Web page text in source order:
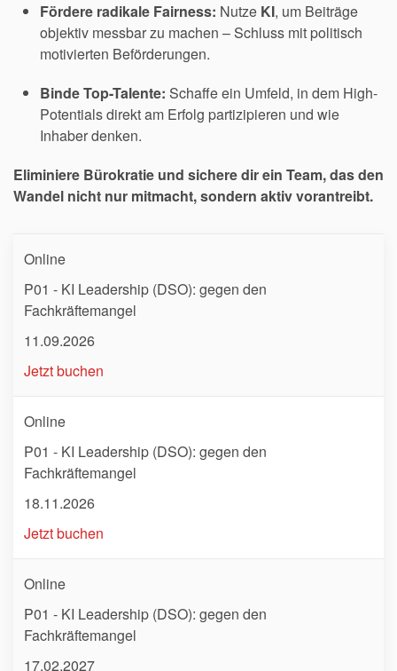
Fördere radikale Fairness: Nutze KI, um Beiträge
objektiv messbar zu machen – Schluss mit politisch
motivierten Beförderungen.
Binde Top-Talente: Schaffe ein Umfeld, in dem High-
Potentials direkt am Erfolg partizipieren und wie
Inhaber denken.
Eliminiere Bürokratie und sichere dir ein Team, das den
Wandel nicht nur mitmacht, sondern aktiv vorantreibt.
Online
P01 - KI Leadership (DSO): gegen den
Fachkräftemangel
11.09.2026
Jetzt buchen
Online
P01 - KI Leadership (DSO): gegen den
Fachkräftemangel
18.11.2026
Jetzt buchen
Online
P01 - KI Leadership (DSO): gegen den
Fachkräftemangel
17.02.2027